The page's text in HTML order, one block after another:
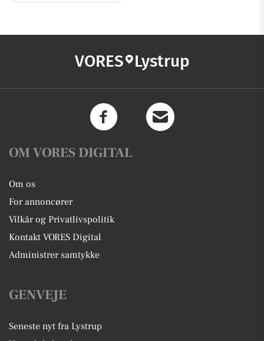
VORES Lystrup
OM VORES DIGITAL
Om os
For annoncører
Vilkår og Privatlivspolitik
Kontakt VORES Digital
Administrer samtykke
GENVEJE
Seneste nyt fra Lystrup